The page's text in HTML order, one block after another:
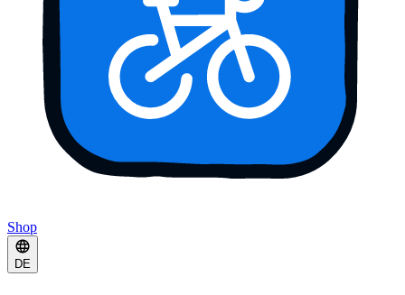
Shop
DE